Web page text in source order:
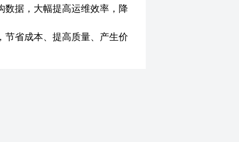
数据，大幅提高运维效率，降
节省成本、提高质量、产生价